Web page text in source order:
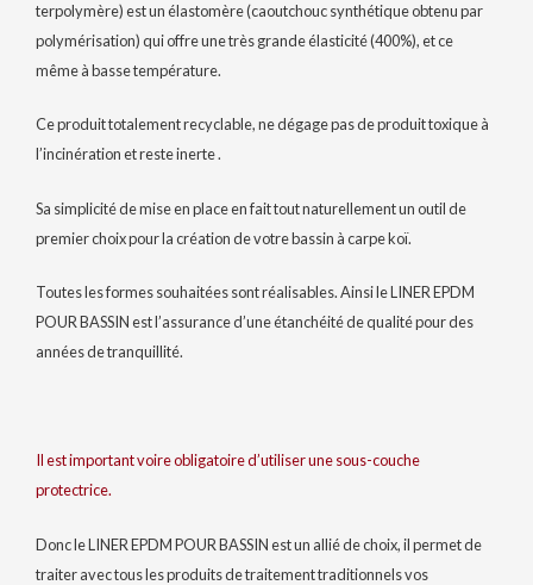
terpolymère) est un élastomère (caoutchouc synthétique obtenu par
polymérisation) qui offre une très grande élasticité (400%), et ce
même à basse température.
Ce produit totalement recyclable, ne dégage pas de produit toxique à
l’incinération et reste inerte .
Sa simplicité de mise en place en fait tout naturellement un outil de
premier choix pour la création de votre bassin à carpe koï.
Toutes les formes souhaitées sont réalisables. Ainsi le LINER EPDM
POUR BASSIN est l’assurance d’une étanchéité de qualité pour des
années de tranquillité.
Il est important voire obligatoire d’utiliser une sous-couche
protectrice.
Donc le LINER EPDM POUR BASSIN est un allié de choix, il permet de
traiter avec tous les produits de traitement traditionnels vos